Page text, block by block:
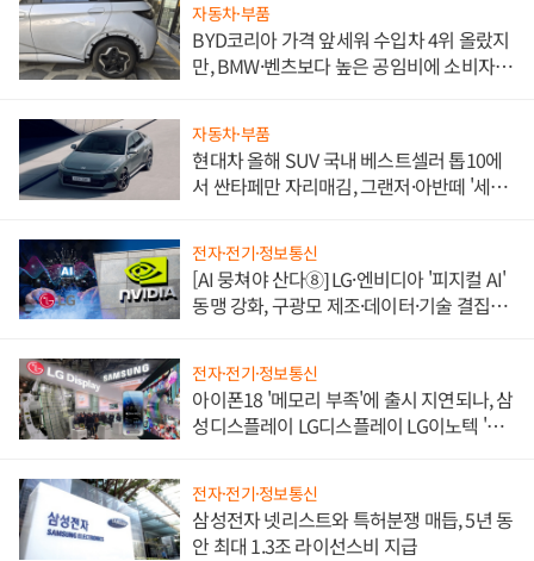
자동차·부품
BYD코리아 가격 앞세워 수입차 4위 올랐지
만, BMW·벤츠보다 높은 공임비에 소비자
자동차·부품
현대차 올해 SUV 국내 베스트셀러 톱10에
서 싼타페만 자리매김, 그랜저·아반떼 '세단
전자·전기·정보통신
[AI 뭉쳐야 산다⑧] LG·엔비디아 '피지컬 AI'
동맹 강화, 구광모 제조·데이터·기술 결집
전자·전기·정보통신
아이폰18 '메모리 부족'에 출시 지연되나, 삼
성디스플레이 LG디스플레이 LG이노텍 '탈
전자·전기·정보통신
삼성전자 넷리스트와 특허분쟁 매듭, 5년 동
안 최대 1.3조 라이선스비 지급